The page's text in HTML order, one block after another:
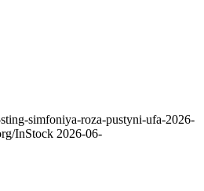
simfoniya-roza-pustyni-ufa-2026-
InStock 2026-06-